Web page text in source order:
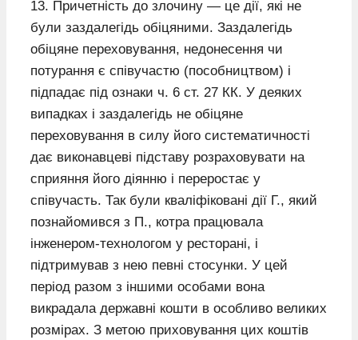
13. Причетність до злочину — це дії, які не
були заздалегідь обіцяними. Заздалегідь
обіцяне переховування, недонесення чи
потурання є співучастю (пособництвом) і
підпадає під ознаки ч. 6 ст. 27 КК. У деяких
випадках і заздалегідь не обіцяне
переховування в силу його систематичності
дає виконавцеві підставу розраховувати на
сприяння його діянню і переростає у
співучасть. Так були кваліфіковані дії Г., який
познайомився з П., котра працювала
інженером-технологом у ресторані, і
підтримував з нею певні стосунки. У цей
період разом з іншими особами вона
викрадала державні кошти в особливо великих
розмірах. З метою приховування цих коштів